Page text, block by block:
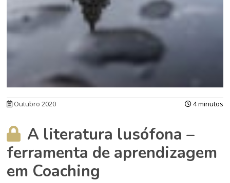
Outubro 2020 4 minutos
A literatura lusófona –
ferramenta de aprendizagem
em Coaching